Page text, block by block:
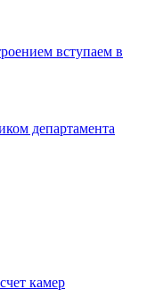
вступаем в
департамента
камер